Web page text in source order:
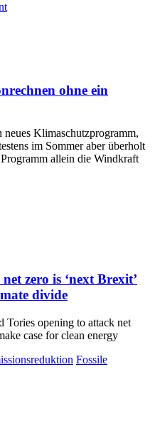
ohne ein
Klimaschutzprogramm,
im Sommer aber überholt
allein die Windkraft
zero is ‘next Brexit’
divide
Tories opening to attack net
case for clean energy
Fossile